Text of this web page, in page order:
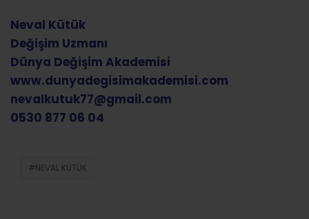
Neval Kütük
Değişim Uzmanı
Dünya Değişim Akademisi
www.dunyadegisimakademisi.com
nevalkutuk77@gmail.com
0530 877 06 04
NEVAL KÜTÜK